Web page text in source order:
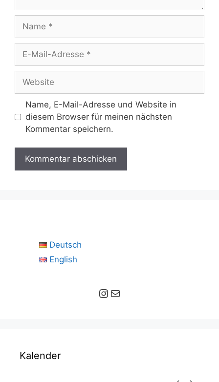
Mail-
Adresse
Name, E-Mail-Adresse und Website in
diesem Browser für meinen nächsten
Kommentar speichern.
Deutsch
English
Instagram E-Mail
Kalender